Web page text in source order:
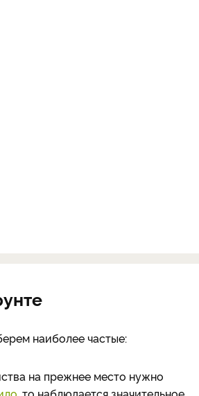
наиболее частые:
на прежнее место нужно